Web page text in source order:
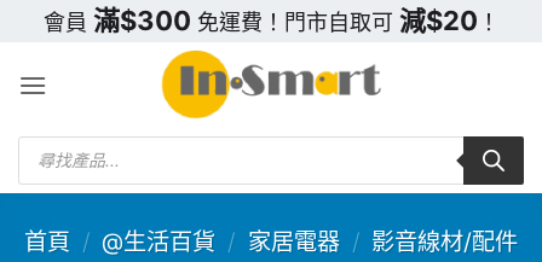
content
會員 滿$300 免運費！門市自取可 減$20 ！
Products
search
首頁 / @生活百貨 / 家居電器 / 影音線材/配件